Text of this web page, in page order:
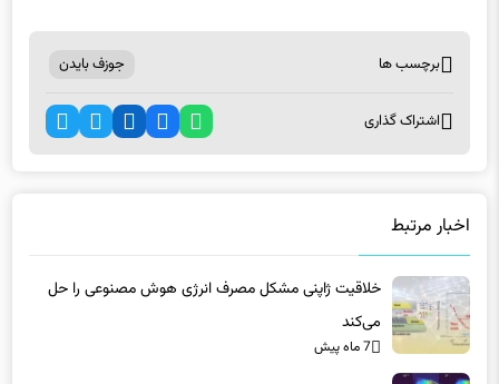
برچسب ها جوزف بایدن
اشتراک گذاری
اخبار مرتبط
خلاقیت ژاپنی مشکل مصرف انرژی هوش مصنوعی را حل
می‌کند
7 ماه پیش